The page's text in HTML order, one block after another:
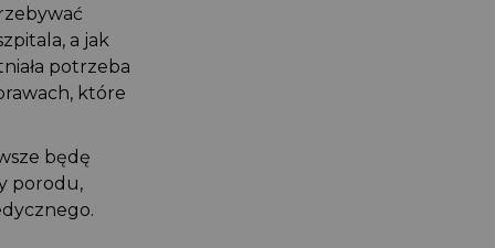
a jak
potrzeba
które
będę
porodu,